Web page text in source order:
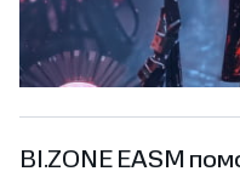
BI.ZONE EASM